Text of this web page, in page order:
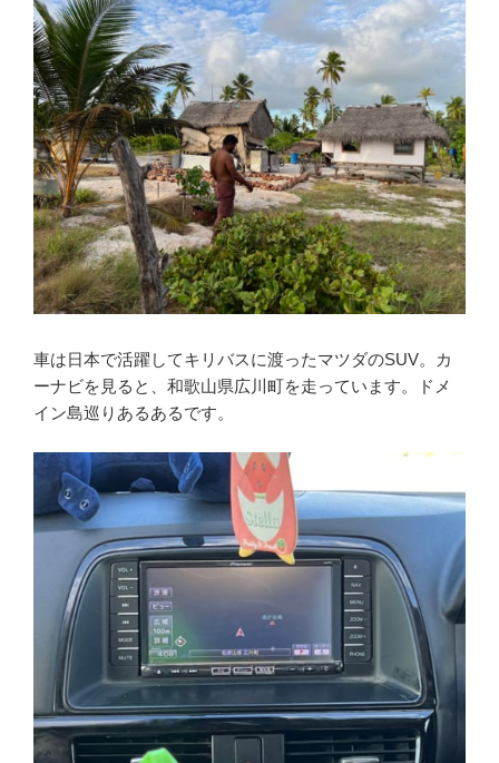
車は日本で活躍してキリバスに渡ったマツダのSUV。カ
ーナビを見ると、和歌山県広川町を走っています。ドメ
イン島巡りあるあるです。